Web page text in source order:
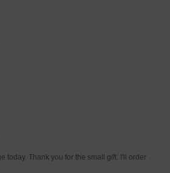
today. Thank you for the small gift. I'll order